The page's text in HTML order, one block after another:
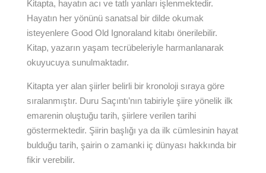
Kitapta, hayatın acı ve tatlı yanları işlenmektedir.
Hayatın her yönünü sanatsal bir dilde okumak
isteyenlere Good Old Ignoraland kitabı önerilebilir.
Kitap, yazarın yaşam tecrübeleriyle harmanlanarak
okuyucuya sunulmaktadır.
Kitapta yer alan şiirler belirli bir kronoloji sıraya göre
sıralanmıştır. Duru Saçıntı’nın tabiriyle şiire yönelik ilk
emarenin oluştuğu tarih, şiirlere verilen tarihi
göstermektedir. Şiirin başlığı ya da ilk cümlesinin hayat
bulduğu tarih, şairin o zamanki iç dünyası hakkında bir
fikir verebilir.